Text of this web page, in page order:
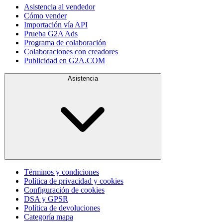
Asistencia al vendedor
Cómo vender
Importación vía API
Prueba G2A Ads
Programa de colaboración
Colaboraciones con creadores
Publicidad en G2A.COM
Asistencia
Términos y condiciones
Política de privacidad y cookies
Configuración de cookies
DSA y GPSR
Política de devoluciones
Categoría mapa